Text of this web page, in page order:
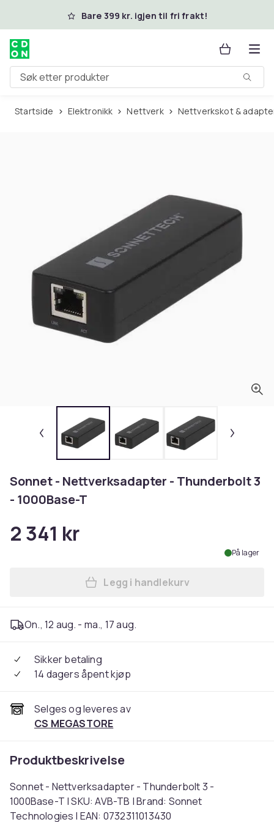
Hopp til hovedinnholdBare 399 kr. igjen til fri frakt!
Søk etter produkter
Startside Elektronikk Nettverk Nettverkskot &
Sonnet - Nettverksadapter - Thunderbolt 3
- 1000Base-T
2 341 kr
På lager
Legg Sonnet -
Legg i handlekurv
On., 12 aug. - ma., 17 aug.
Sikker betaling
14 dagers åpent kjøp
Selges og leveres av
CS MEGASTORE
Produktbeskrivelse
Sonnet - Nettverksadapter - Thunderbolt 3 -
1000Base-T | SKU: AVB-TB | Brand: Sonnet
Technologies | EAN: 0732311013430